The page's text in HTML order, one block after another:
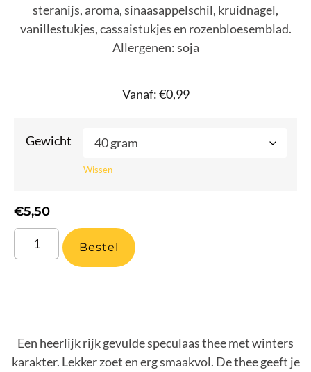
steranijs, aroma, sinaasappelschil, kruidnagel,
vanillestukjes, cassaistukjes en rozenbloesemblad.
Allergenen: soja
Vanaf:€0,99
Gewicht
Wissen
€5,50
Bestel
Een heerlijk rijk gevulde speculaas thee met winters
karakter. Lekker zoet en erg smaakvol. De thee geeft je